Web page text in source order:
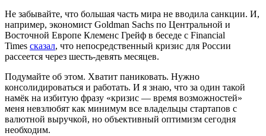
Не забывайте, что большая часть мира не вводила санкции. И,
например, экономист Goldman Sachs по Центральной и
Восточной Европе Клеменс Грейф в беседе с Financial
Times сказал, что непосредственный кризис для России
рассеется через шесть-девять месяцев.
Подумайте об этом. Хватит паниковать. Нужно
консолидироваться и работать. И я знаю, что за один такой
намёк на избитую фразу «кризис — время возможностей»
меня невзлюбят как минимум все владельцы стартапов с
валютной выручкой, но объективный оптимизм сегодня
необходим.